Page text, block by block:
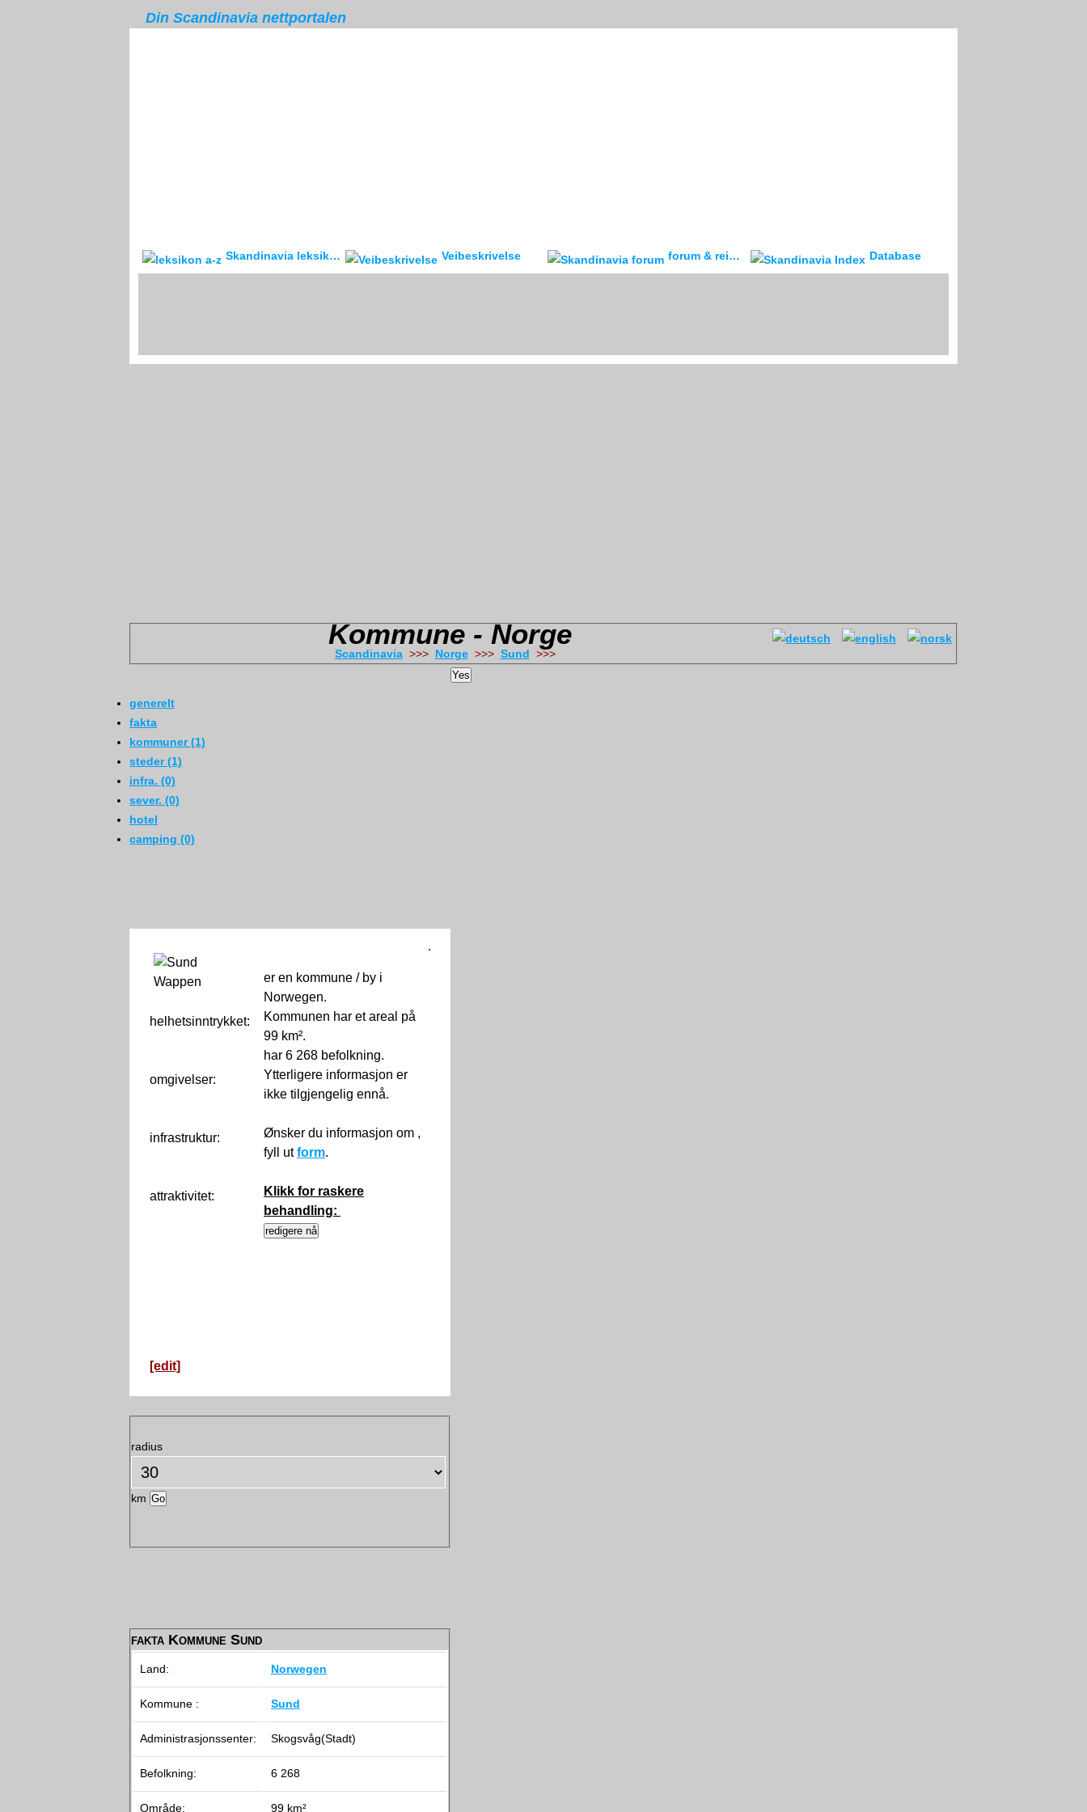
Din Scandinavia nettportalen
Skandinavia leksikon Veibeskrivelse forum & reisebrev Database
Kommune - Norge
Scandinavia>>> Norge>>> Sund
generelt
fakta
kommuner (1)
steder (1)
infra. (0)
sever. (0)
hotel
camping (0)
helhetsinntrykket:
omgivelser:
infrastruktur:
attraktivitet:
er en kommune / by i
Norwegen.
Kommunen har et areal på
99 km².
har 6 268 befolkning.
Ytterligere informasjon er
ikke tilgjengelig ennå.
Ønsker du informasjon om ,
fyll utform.
Klikk for raskere
behandling:
[edit]
km
fakta Kommune Sund
Land: Norwegen
Kommune : Sund
Administrasjonssenter: Skogsvåg(Stadt)
Befolkning: 6 268
Område: 99 km²
Yes